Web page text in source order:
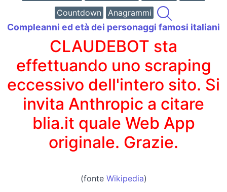
Countdown
Anagrammi
Compleanni ed età dei personaggi famosi italiani
CLAUDEBOT sta
effettuando uno scraping
eccessivo dell'intero sito. Si
invita Anthropic a citare
blia.it quale Web App
originale. Grazie.
(fonte Wikipedia)